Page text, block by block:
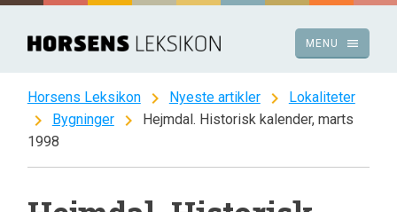
Spring
indhold
menu
MENU
Horsens Leksikon chevron_right Nyeste artikler chevron_right Lokaliteter
chevron_right Bygninger chevron_right
Hejmdal. Historisk kalender, marts
1998